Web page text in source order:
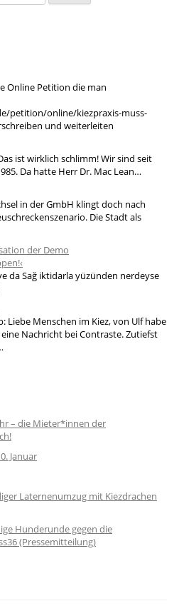
Online Petition die man
petition/online/kiezpraxis-muss-
und weiterleiten
ist wirklich schlimm! Wir sind seit
Da hatte Herr Dr. Mac Lean…
in der GmbH klingt doch nach
Die Stadt als
der Demo
da Sağ iktidarla yüzünden nerdeyse
Liebe Menschen im Kiez, von Ulf habe
Nachricht bei Contraste. Zutiefst
– die Mieter*innen der
Januar
Laternenumzug mit Kiezdrachen
Hunderunde gegen die
(Pressemitteilung)